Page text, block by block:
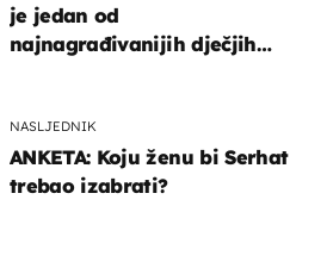
je jedan od
najnagrađivanijih dječjih
NASLJEDNIK
ANKETA: Koju ženu bi Serhat
trebao izabrati?